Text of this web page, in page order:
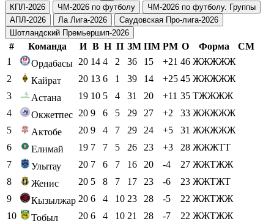
КПЛ-2026
ЧМ-2026 по футболу
ЧМ-2026 по футболу. Группы
АПЛ-2026
Ла Лига-2026
Саудовская Про-лига-2026
Шотландский Премьершип-2026
# Команда И В Н П ЗМ ПМ РМ О Форма
СМ
1
Ордабасы 20 14 4 2 36 15 +21 46 ЖЖЖЖЖ
2
Кайрат 20 13 6 1 39 14 +25 45 ЖЖЖЖЖ
3
Астана 19 10 5 4 31 20 +11 35 ТЖЖЖЖ
4
Окжетпес 20 9 6 5 29 27 +2 33 ЖЖЖЖЖ
5
Актобе 20 9 4 7 29 24 +5 31 ЖЖЖЖЖ
6
Елимай 19 7 7 5 26 23 +3 28 ЖЖЖТТ
7
Улытау 20 7 6 7 16 20 -4 27 ЖЖТЖЖ
8
Женис 20 5 8 7 17 23 -6 23 ЖЖТЖТ
9
Кызылжар 20 6 4 10 23 28 -5 22 ЖЖТЖЖ
10
Тобыл 20 6 4 10 21 28 -7 22 ЖЖТЖЖ